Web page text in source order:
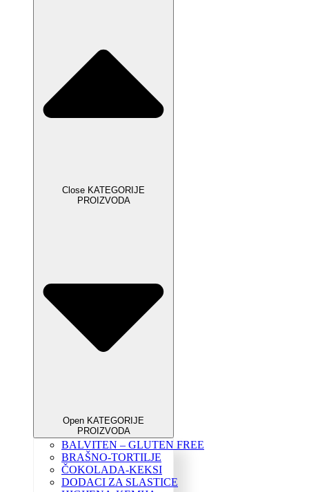
Close KATEGORIJE
PROIZVODA
Open KATEGORIJE
PROIZVODA
BALVITEN – GLUTEN FREE
BRAŠNO-TORTILJE
ČOKOLADA-KEKSI
DODACI ZA SLASTICE